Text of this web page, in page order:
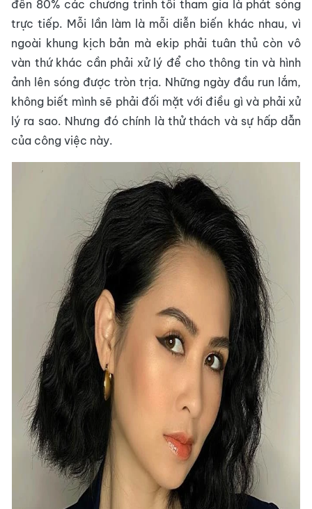
đến 80% các chương trình tôi tham gia là phát sóng
trực tiếp. Mỗi lần làm là mỗi diễn biến khác nhau, vì
ngoài khung kịch bản mà ekip phải tuân thủ còn vô
vàn thứ khác cần phải xử lý để cho thông tin và hình
ảnh lên sóng được tròn trịa. Những ngày đầu run lắm,
không biết mình sẽ phải đối mặt với điều gì và phải xử
lý ra sao. Nhưng đó chính là thử thách và sự hấp dẫn
của công việc này.